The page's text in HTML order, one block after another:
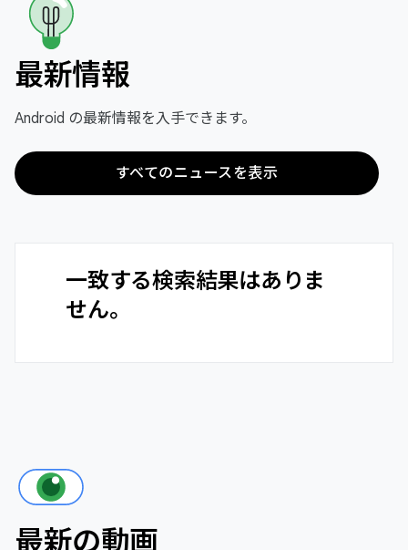
最新情報
Android の最新情報を入手できます。
すべてのニュースを表示
一致する検索結果はありま
せん。
最新の動画